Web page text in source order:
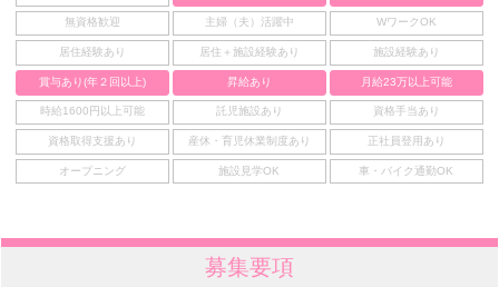
無資格歓迎 主婦（夫）活躍中 WワークOK
居住経験あり 居住＋施設経験あり 施設経験あり
賞与あり(年２回以上) 昇給あり 月給23万以上可能
時給1600円以上可能 託児施設あり 資格手当あり
資格取得支援あり 産休・育児休業制度あり 正社員登用あり
オープニング 施設見学OK 車・バイク通勤OK
募集要項